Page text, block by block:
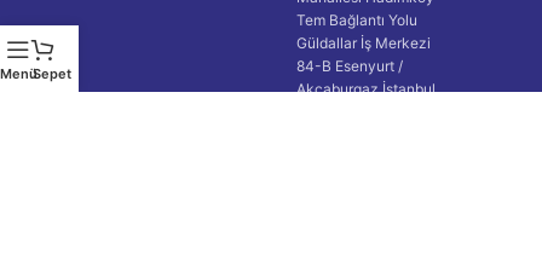
Tem Bağlantı Yolu
Güldallar İş Merkezi
84-B Esenyurt /
Akçaburgaz İstanbul
MenüSepet